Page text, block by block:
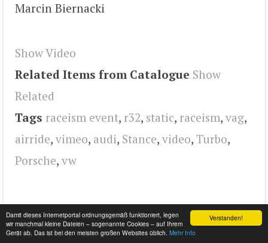
Verstanden!
Damit dieses Internetportal ordnungsgemäß funktioniert, legen
wir manchmal kleine Dateien – sogenannte Cookies – auf Ihrem
Gerät ab. Das ist bei den meisten großen Websites üblich. Mehr Info
Marcin Biernacki
Show Video
Related Items from Catalogue Show
Related
Tags raceism event, r32, static, raceism, vag,
airride, vimeo, audi, Stance, video, Turbo,
Porsche, vw